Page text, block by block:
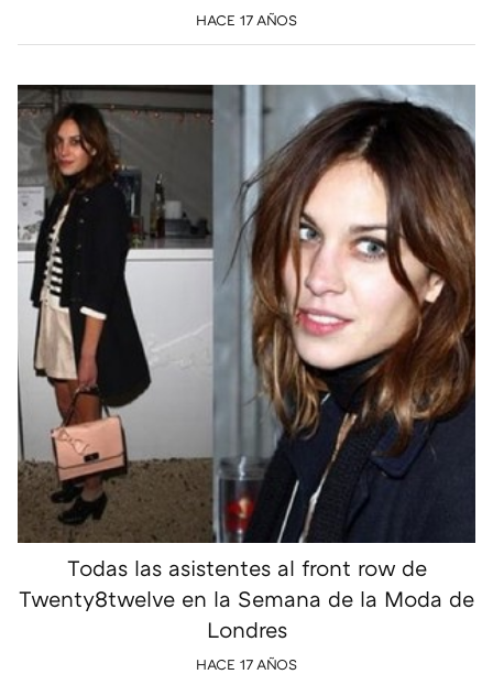
HACE 17 AÑOS
Todas las asistentes al front row de
Twenty8twelve en la Semana de la Moda de
Londres
HACE 17 AÑOS